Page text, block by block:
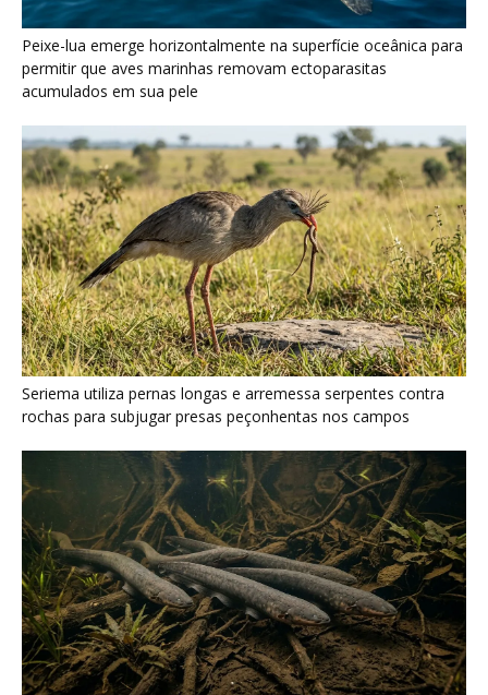
Seriema utiliza pernas longas e arremessa serpentes contra
rochas para subjugar presas peçonhentas nos campos
Poraquê sincroniza descargas elétricas em grupo para
amplificar campo elétrico e atordoar cardumes de peixes
maiores na Amazônia